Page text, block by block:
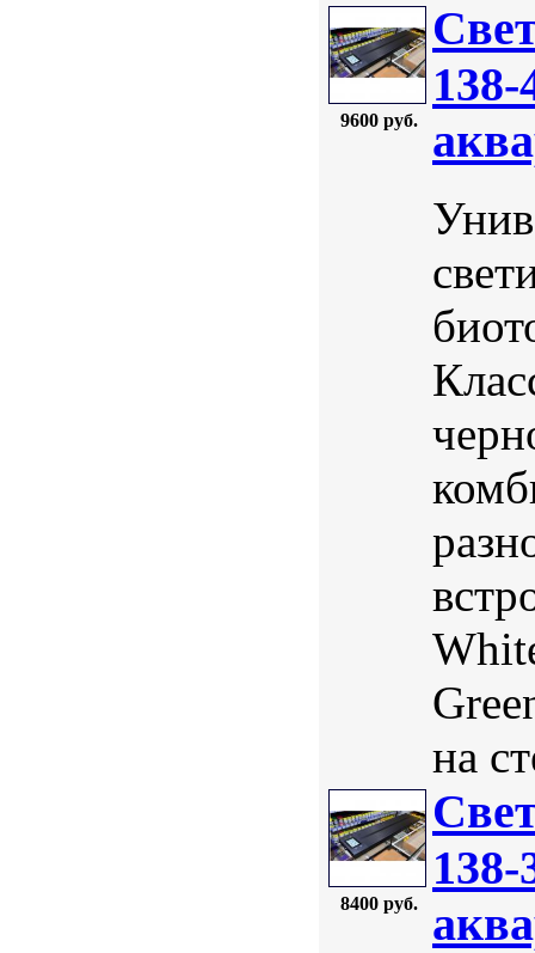
9600 руб.
138-
на
8400 руб.
138-